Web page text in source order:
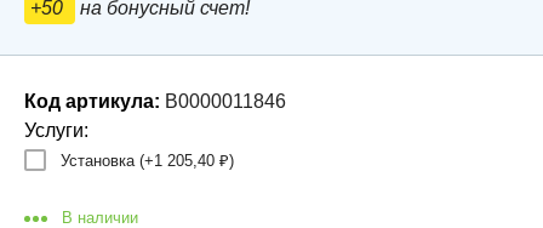
+50 на бонусный счет!
Код артикула: В0000011846
Услуги:
Установка (+1 205,40 ₽)
В наличии